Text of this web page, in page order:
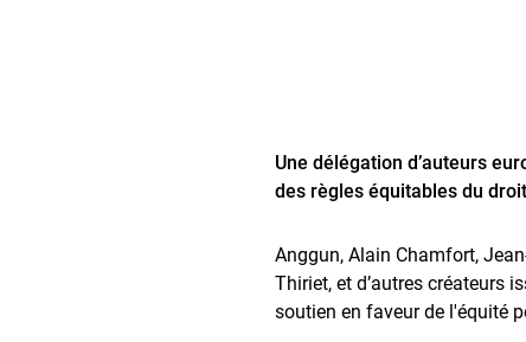
Une délégation d’auteurs
des règles équitables du
Anggun, Alain Chamfort,
Thiriet, et d’autres créateurs
soutien en faveur de l'équité